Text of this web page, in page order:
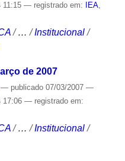
11:15 — registrado em: IEA,
/…/Institucional /
de 2007
— publicado07/03/2007 —
17:06 — registrado em:
/…/Institucional /